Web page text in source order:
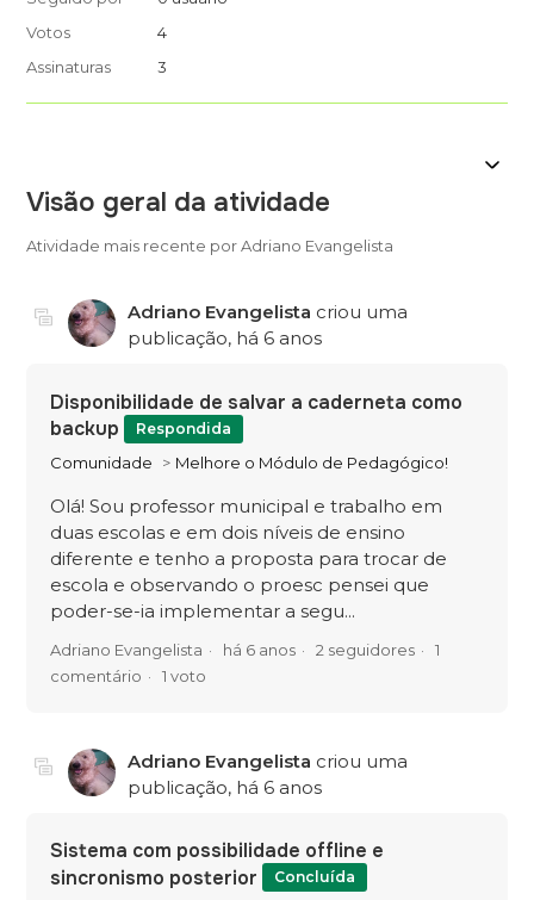
Votos
4
Assinaturas
3
Visão geral da atividade
Atividade mais recente por Adriano Evangelista
Adriano Evangelista criou uma
publicação, há 6 anos
Disponibilidade de salvar a caderneta como
backup
Respondida
Comunidade Melhore o Módulo de Pedagógico!
Olá! Sou professor municipal e trabalho em
duas escolas e em dois níveis de ensino
diferente e tenho a proposta para trocar de
escola e observando o proesc pensei que
poder-se-ia implementar a segu...
Adriano Evangelista há 6 anos 2 seguidores
1
comentário
1 voto
Adriano Evangelista criou uma
publicação, há 6 anos
Sistema com possibilidade offline e
sincronismo posterior
Concluída